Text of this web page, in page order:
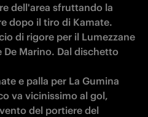
dell'area sfruttando la
dopo il tiro di Kamate.
di rigore per il Lumezzane
Marino. Dal dischetto
e palla per La Gumina
va vicinissimo al gol,
del portiere del